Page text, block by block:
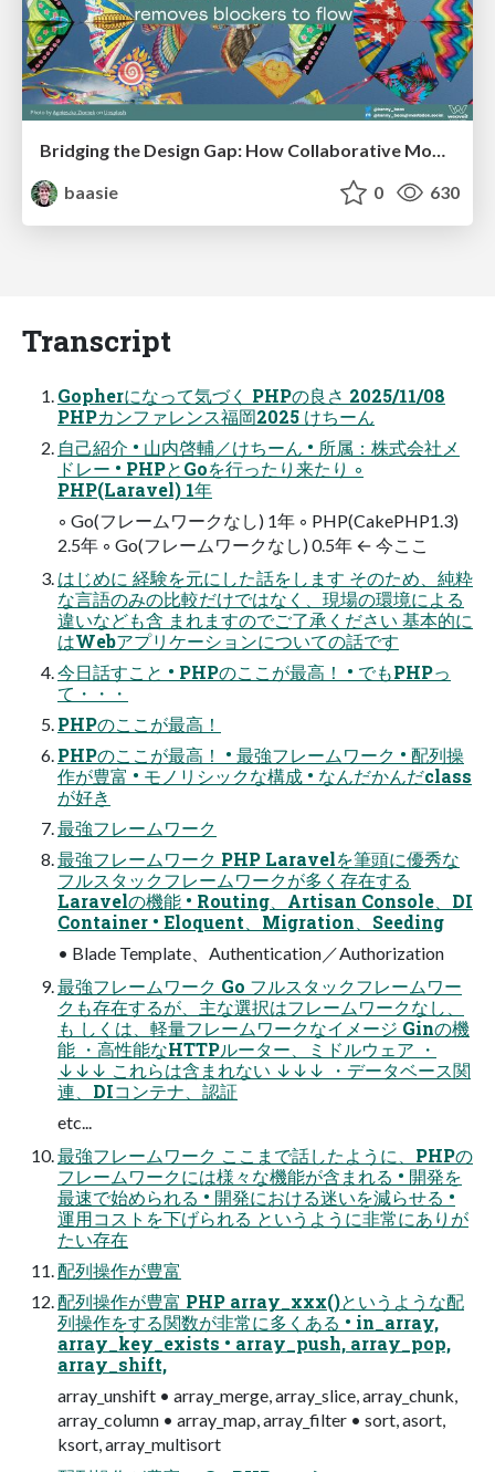
Bridging the Design Gap: How Collaborative Modelling removes blockers to flow between stakeholders and teams @FastFlow conf
baasie
0 630
Transcript
Gopherになって気づく PHPの良さ 2025/11/08
PHPカンファレンス福岡2025 けちーん
自己紹介 • 山内啓輔／けちーん • 所属：株式会社メ
ドレー • PHPとGoを行ったり来たり ◦
PHP(Laravel) 1年
◦ Go(フレームワークなし) 1年 ◦ PHP(CakePHP1.3)
2.5年 ◦ Go(フレームワークなし) 0.5年 ← 今ここ
はじめに 経験を元にした話をします そのため、純粋
な言語のみの比較だけではなく、現場の環境による
違いなども含 まれますのでご了承ください 基本的に
はWebアプリケーションについての話です
今日話すこと • PHPのここが最高！ • でもPHPっ
て・・・
PHPのここが最高！
PHPのここが最高！ • 最強フレームワーク • 配列操
作が豊富 • モノリシックな構成 • なんだかんだclass
が好き
最強フレームワーク
最強フレームワーク PHP Laravelを筆頭に優秀な
フルスタックフレームワークが多く存在する
Laravelの機能 • Routing、Artisan Console、DI
Container • Eloquent、Migration、Seeding
• Blade Template、Authentication／Authorization
最強フレームワーク Go フルスタックフレームワー
クも存在するが、主な選択はフレームワークなし、
も しくは、軽量フレームワークなイメージ Ginの機
能 ・高性能なHTTPルーター、ミドルウェア ・
↓↓↓ これらは含まれない ↓↓↓ ・データベース関
連、DIコンテナ、認証
etc...
最強フレームワーク ここまで話したように、PHPの
フレームワークには様々な機能が含まれる • 開発を
最速で始められる • 開発における迷いを減らせる •
運用コストを下げられる というように非常にありが
たい存在
配列操作が豊富
配列操作が豊富 PHP array_xxx()というような配
列操作をする関数が非常に多くある • in_array,
array_key_exists • array_push, array_pop,
array_shift,
array_unshift • array_merge, array_slice, array_chunk,
array_column • array_map, array_filter • sort, asort,
ksort, array_multisort